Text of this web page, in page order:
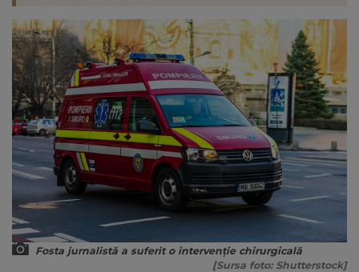
Fosta jurnalistă a suferit o intervenție chirurgicală
[Sursa foto: Shutterstock]